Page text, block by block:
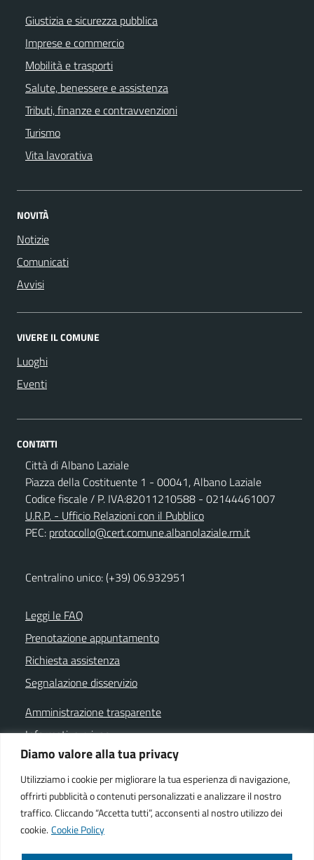
Diamo valore alla tua privacy
Utilizziamo i cookie per migliorare la tua esperienza di navigazione,
offrirti pubblicità o contenuti personalizzati e analizzare il nostro
traffico. Cliccando “Accetta tutti”, acconsenti al nostro utilizzo dei
cookie. Cookie Policy
Giustizia e sicurezza pubblica
Imprese e commercio
Mobilità e trasporti
Salute, benessere e assistenza
Tributi, finanze e contravvenzioni
Turismo
Vita lavorativa
NOVITÀ
Notizie
Comunicati
Avvisi
VIVERE IL COMUNE
Luoghi
Eventi
CONTATTI
Città di Albano Laziale
Piazza della Costituente 1 - 00041, Albano Laziale
Codice fiscale / P. IVA:82011210588 - 02144461007
U.R.P. - Ufficio Relazioni con il Pubblico
PEC: protocollo@cert.comune.albanolaziale.rm.it
Centralino unico: (+39) 06.932951
Leggi le FAQ
Prenotazione appuntamento
Richiesta assistenza
Segnalazione disservizio
Amministrazione trasparente
Informativa privacy
Note legali
Dichiarazione di accessibilità
Cookie policy